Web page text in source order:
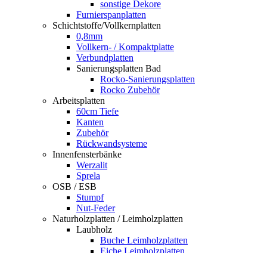
sonstige Dekore
Furnierspanplatten
Schichtstoffe/Vollkernplatten
0,8mm
Vollkern- / Kompaktplatte
Verbundplatten
Sanierungsplatten Bad
Rocko-Sanierungsplatten
Rocko Zubehör
Arbeitsplatten
60cm Tiefe
Kanten
Zubehör
Rückwandsysteme
Innenfensterbänke
Werzalit
Sprela
OSB / ESB
Stumpf
Nut-Feder
Naturholzplatten / Leimholzplatten
Laubholz
Buche Leimholzplatten